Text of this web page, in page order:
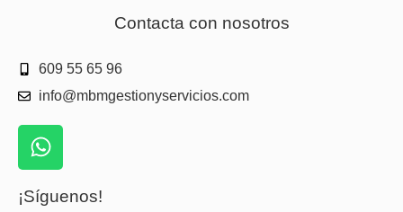
Contacta con nosotros
609 55 65 96
info@mbmgestionyservicios.com
¡Síguenos!